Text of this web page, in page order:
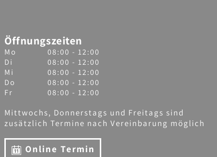
Öffnungszeiten
Mo
08:00 - 12:00
Di
08:00 - 12:00
Mi
08:00 - 12:00
Do
08:00 - 12:00
Fr
08:00 - 12:00
Mittwochs, Donnerstags und Freitags sind
zusätzlich Termine nach Vereinbarung möglich
Online Termin